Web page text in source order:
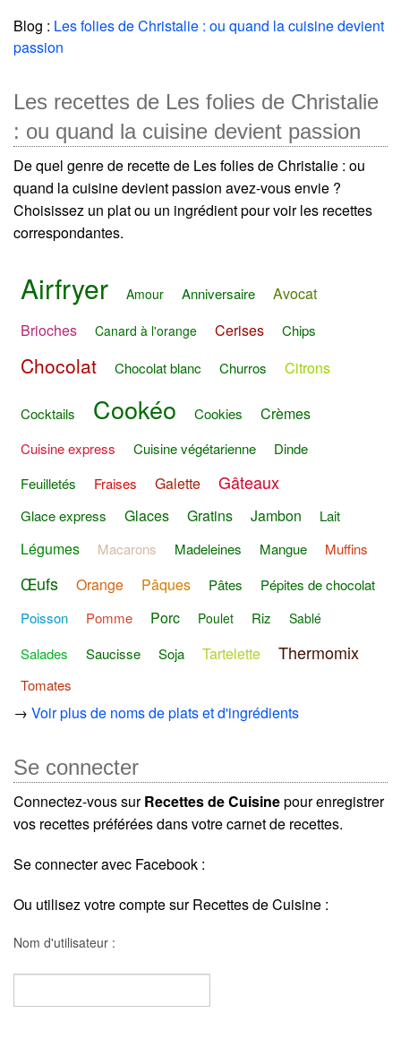
Blog : Les folies de Christalie : ou quand la cuisine devient
passion
Les recettes de Les folies de Christalie
: ou quand la cuisine devient passion
De quel genre de recette de Les folies de Christalie : ou
quand la cuisine devient passion avez-vous envie ?
Choisissez un plat ou un ingrédient pour voir les recettes
correspondantes.
Airfryer Amour Anniversaire
Avocat
Brioches
Canard à l'orange Cerises Chips
Chocolat Chocolat blanc Churros Citrons
Cocktails Cookéo Cookies Crèmes
Cuisine express Cuisine végétarienne
Dinde
Feuilletés
Fraises Galette Gâteaux
Glace express Glaces Gratins Jambon Lait
Légumes Macarons Madeleines Mangue Muffins
Œufs Orange Pâques Pâtes
Pépites de chocolat
Poisson
Pomme Porc Poulet Riz Sablé
Salades Saucisse Soja Tartelette Thermomix
Tomates
→ Voir plus de noms de plats et d'ingrédients
Se connecter
Connectez-vous surRecettes de Cuisinepour enregistrer
vos recettes préférées dans votre carnet de recettes.
Se connecter avec Facebook :
Ou utilisez votre compte sur Recettes de Cuisine :
Nom d'utilisateur :